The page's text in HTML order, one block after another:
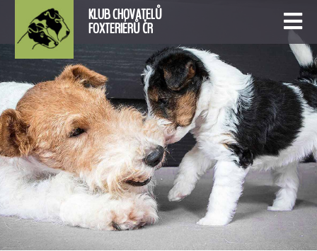
KLUB CHOVATELŮ
FOXTERIÉRŮ ČR